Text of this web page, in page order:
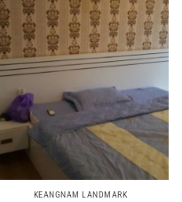
Add to
Wishlist
KEANGNAM LANDMARK